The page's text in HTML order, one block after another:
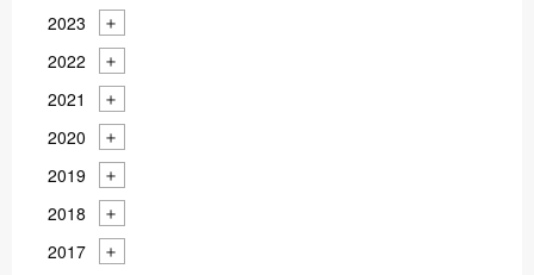
2023
2022
2021
2020
2019
2018
2017